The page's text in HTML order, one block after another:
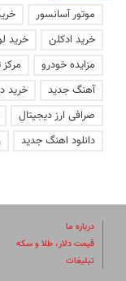
موتور آسانسور
خرید ادکلن
خرید
مزایده خودرو
آهنگ جدید
خرید
صرافی ارز دیجیتال
دانلود اهنگ جدید
درباره ما
قیمت دلار، طلا و سکه
تبلیغات